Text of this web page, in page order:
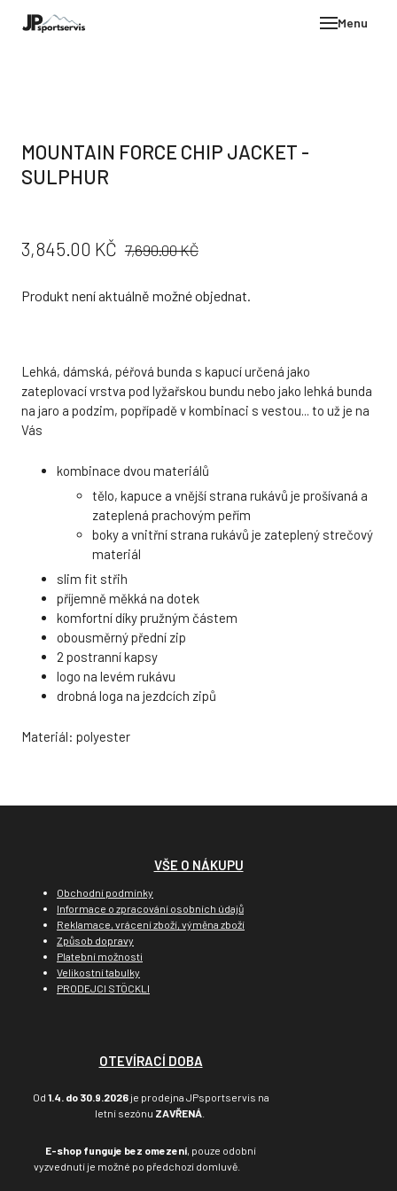
Menu
MOUNTAIN FORCE CHIP JACKET -
SULPHUR
CENA:
3,845.00 KČ PŮVODNÍ
7,690.00 KČ
Produkt není aktuálně možné objednat.
Lehká, dámská, péřová bunda s kapucí určená jako
zateplovací vrstva pod lyžařskou bundu nebo jako lehká bunda
na jaro a podzim, popřípadě v kombinaci s vestou... to už je na
Vás
kombinace dvou materiálů
tělo, kapuce a vnější strana rukávů je prošívaná a
zateplená prachovým peřím
boky a vnitřní strana rukávů je zateplený strečový
materiál
slim fit střih
příjemně měkká na dotek
komfortní díky pružným částem
obousměrný přední zip
2 postranní kapsy
logo na levém rukávu
drobná loga na jezdcích zipů
Materiál: polyester
VŠE O NÁKUPU
Obchodní podmínky
Informace o zpracování osobních údajů
Reklamace, vrácení zboží, výměna zboží
Způsob dopravy
Platební možnosti
Velikostní tabulky
PRODEJCI STÖCKLI
OTEVÍRACÍ DOBA
Od 1.4. do 30.9.2026je prodejna JPsportservis na
letní sezónu ZAVŘENÁ
E-shop funguje bez omezení , pouze odobní
vyzvednutí je možné po předchozí domluvě.